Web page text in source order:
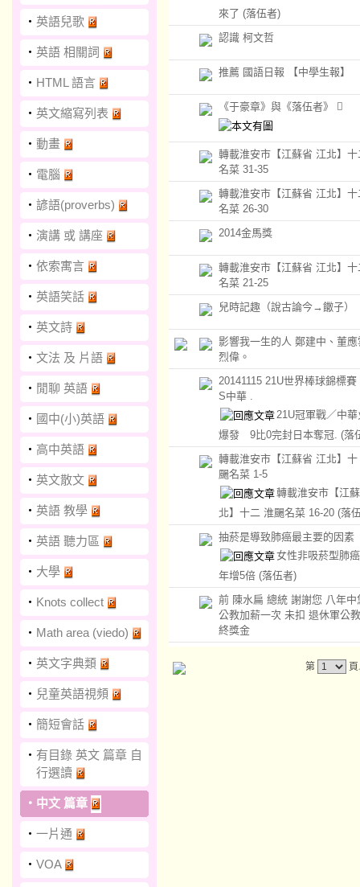
‧ 英語兒歌
‧ 英語 相關詞
‧ HTML 語言
‧ 英文縮寫列表
‧ 動畫
‧ 電腦
‧ 諺語(proverbs)
‧ 演講 或 講座
‧ 依索寓言
‧ 英語笑話
‧ 英文詩
‧ 文法 及 片語
‧ 閒聊 英語
‧ 國中(小)英語
‧ 高中英語
‧ 英文散文
‧ 英語 教學
‧ 英語 聽力區
‧ 大學
‧ Knots collect
‧ Math area (viedo)
‧ 英文字典類
‧ 兒童英語視頻
‧ 簡短會話
‧ 有目錄 英文 篇章 自
行選讀
‧ 中文 篇章
‧ 一片通
‧ VOA
來了 (落伍者)
認識 柯文哲
推薦 國語日報 【中學生報】
《于豪章》與《落伍者》 
轉載淮安市【江蘇省 江北】
名菜 31-35
轉載淮安市【江蘇省 江北】
名菜 26-30
2014金馬獎
轉載淮安市【江蘇省 江北】
名菜 21-25
兒時記趣（說古論今→饊子）
影響我一生的人 鄭建中、董應
烈偉。
20141115 21U世界棒球錦標
S中華 .
21U冠軍戰／中
爆發 9比0完封日本奪冠. (落
轉載淮安市【江蘇省 江北】
颺名菜 1-5
轉載淮安市【江
北】十二 淮颺名菜 16-20 (落
抽菸是導致肺癌最主要的因素
女性非吸菸型肺
年增5倍 (落伍者)
前 陳水扁 總統 謝謝您 八年中
公教加薪一次 未扣 退休軍公
終獎金
第